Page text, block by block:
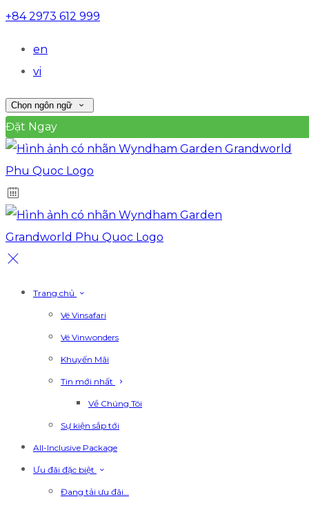
+84 2973 612 999
en
vi
Chọn ngôn ngữ
Đặt Ngay
Trang chủ
Vé Vinsafari
Vé Vinwonders
Khuyến Mãi
Tin mới nhất
Về Chúng Tôi
Sự kiện sắp tới
All-Inclusive Package
Ưu đãi đặc biệt
Đang tải ưu đãi…